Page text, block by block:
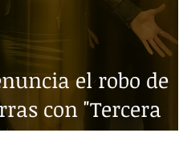
el robo de
con "Tercera